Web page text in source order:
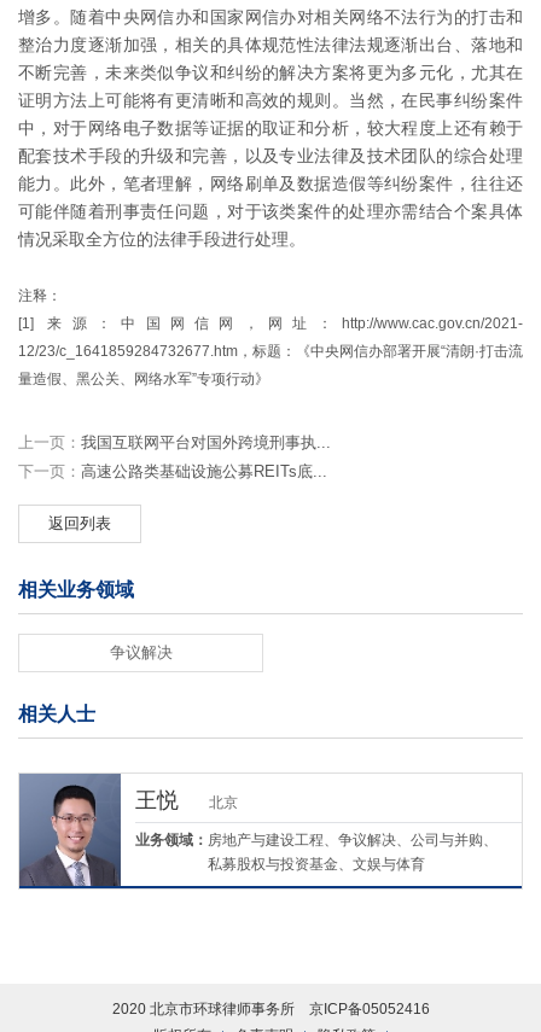
增多。随着中央网信办和国家网信办对相关网络不法行为的打击和
整治力度逐渐加强，相关的具体规范性法律法规逐渐出台、落地和
不断完善，未来类似争议和纠纷的解决方案将更为多元化，尤其在
证明方法上可能将有更清晰和高效的规则。当然，在民事纠纷案件
中，对于网络电子数据等证据的取证和分析，较大程度上还有赖于
配套技术手段的升级和完善，以及专业法律及技术团队的综合处理
能力。此外，笔者理解，网络刷单及数据造假等纠纷案件，往往还
可能伴随着刑事责任问题，对于该类案件的处理亦需结合个案具体
情况采取全方位的法律手段进行处理。
注释：
[1] 来源：中国网信网，网址：http://www.cac.gov.cn/2021-
12/23/c_1641859284732677.htm，标题：《中央网信办部署开展“清朗·打击流
量造假、黑公关、网络水军”专项行动》
上一页： 我国互联网平台对国外跨境刑事执...
下一页： 高速公路类基础设施公募REITs底...
返回列表
相关业务领域
争议解决
相关人士
王悦 北京
业务领域： 房地产与建设工程、争议解决、公司与并购、
私募股权与投资基金、文娱与体育
2020 北京市环球律师事务所 京ICP备05052416